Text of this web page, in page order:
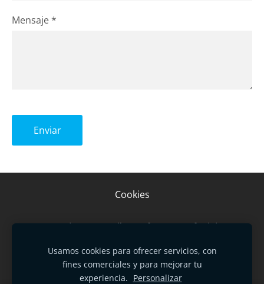
Mensaje *
Cookies
Página creada conMozello- La forma más fácil de crear
Usamos cookies para ofrecer servicios, con
fines comerciales y para mejorar tu
experiencia. Personalizar